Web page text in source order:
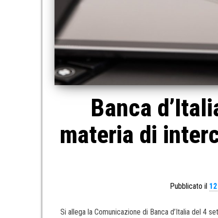
Banca
materia di
Pubblicato il
Si allega la Comunicazione di Banca d’Italia del 4